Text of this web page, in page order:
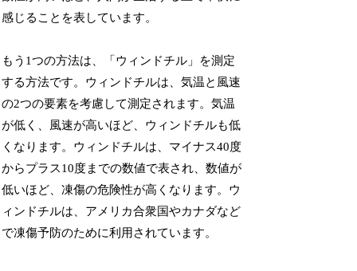
感じることを表しています。
もう1つの方法は、「ウィンドチル」を測定
する方法です。ウィンドチルは、気温と風速
の2つの要素を考慮して測定されます。気温
が低く、風速が高いほど、ウィンドチルも低
くなります。ウィンドチルは、マイナス40度
からプラス10度までの数値で表され、数値が
低いほど、凍傷の危険性が高くなります。ウ
ィンドチルは、アメリカ合衆国やカナダなど
で凍傷予防のために利用されています。